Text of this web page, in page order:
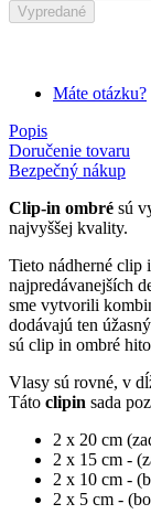
Vypredané
Máte otázku?
Popis
Doručenie tovaru
Bezpečný nákup
Clip-in ombré sú
najvyššej kvality.
Tieto nádherné clip
najpredávanejších
sme vytvorili
dodávajú ten
sú clip in ombré
Vlasy sú rovné, v
Táto clipin sada
2 x 20 cm
2 x 15 cm -
2 x 10 cm -
2 x 5 cm -